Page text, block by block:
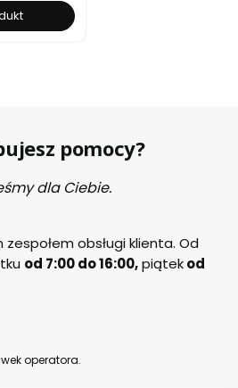
pomocy?
dla Ciebie.
obsługi klienta. Od
od 7:00 do 16:00,piątekod
operatora.